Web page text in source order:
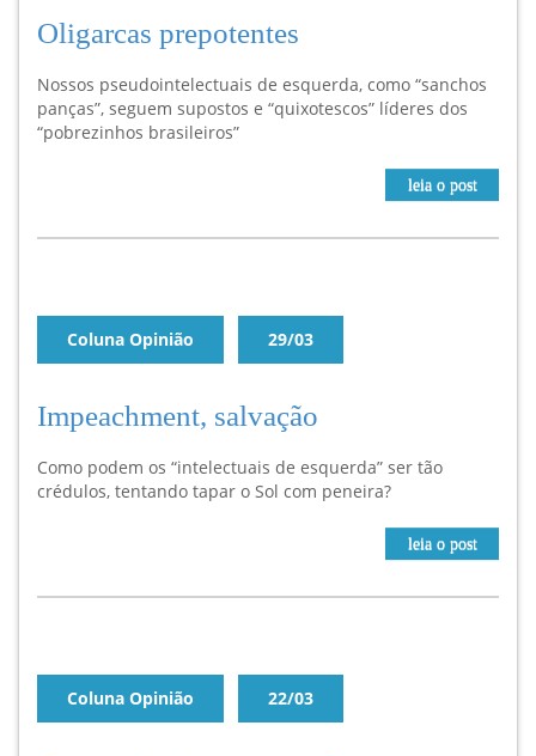
Oligarcas prepotentes
Nossos pseudointelectuais de esquerda, como “sanchos
panças”, seguem supostos e “quixotescos” líderes dos
“pobrezinhos brasileiros”
leia o post
Coluna Opinião 29/03
Impeachment, salvação
Como podem os “intelectuais de esquerda” ser tão
crédulos, tentando tapar o Sol com peneira?
leia o post
Coluna Opinião 22/03